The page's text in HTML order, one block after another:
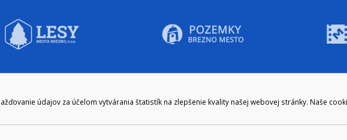
údajov za účelom vytvárania štatistík na zlepšenie kvality našej webovej stránky. Naše
kliknite tu:
KONTAKT
048/28 56 301, 048/28 56 302
Mestský